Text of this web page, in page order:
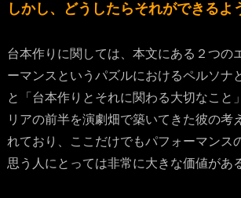
しかし、どうしたらそれができるよ
台本作りに関しては、本文にある２つの
ーマンスというパズルにおけるペルソナ
と「台本作りとそれに関わる大切なこと
リアの前半を演劇畑で築いてきた彼の考
れており、ここだけでもパフォーマンス
思う人にとっては非常に大きな価値があ